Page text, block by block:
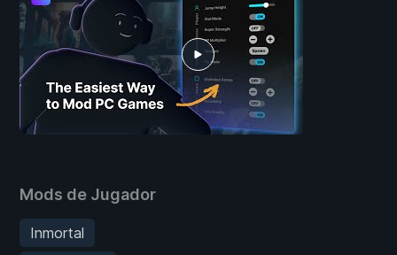
Mods de Jugador
Inmortal